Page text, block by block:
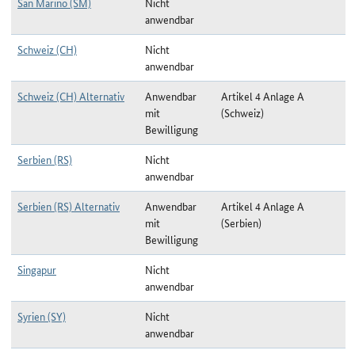
anwendbar
Schweiz (CH)
Nicht
anwendbar
Schweiz (CH) Alternativ
Anwendbar
mit
Bewilligung
Artikel 4 Anlage A
(Schweiz)
Serbien (RS)
Nicht
anwendbar
Serbien (RS) Alternativ
Anwendbar
mit
Bewilligung
Artikel 4 Anlage A
(Serbien)
Singapur
Nicht
anwendbar
Syrien (SY)
Nicht
anwendbar